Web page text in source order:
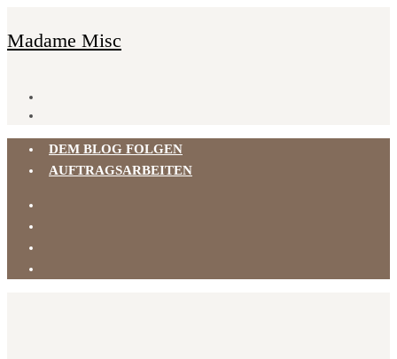
Madame Misc
DEM BLOG FOLGEN
AUFTRAGSARBEITEN